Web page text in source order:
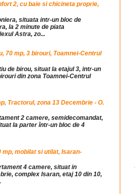
2, cu baie si chicineta proprie,
situata intr-un bloc de
la 2 minute de piata
Astra, zo...
70 mp, 3 birouri, Toamnei-Centrul
de birou, situat la etajul 3, intr-un
din zona Toamnei-Centrul
Tractorul, zona 13 Decembrie - O.
2 camere, semidecomandat,
la parter într-un bloc de 4
mobilat si utilat, Isaran-
4 camere, situat in
complex Isaran, etaj 10 din 10,